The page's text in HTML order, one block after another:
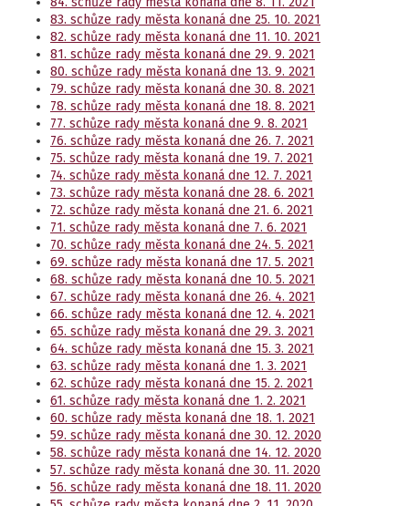
83. schůze rady města konaná dne 25. 10. 2021
82. schůze rady města konaná dne 11. 10. 2021
81. schůze rady města konaná dne 29. 9. 2021
80. schůze rady města konaná dne 13. 9. 2021
79. schůze rady města konaná dne 30. 8. 2021
78. schůze rady města konaná dne 18. 8. 2021
77. schůze rady města konaná dne 9. 8. 2021
76. schůze rady města konaná dne 26. 7. 2021
75. schůze rady města konaná dne 19. 7. 2021
74. schůze rady města konaná dne 12. 7. 2021
73. schůze rady města konaná dne 28. 6. 2021
72. schůze rady města konaná dne 21. 6. 2021
71. schůze rady města konaná dne 7. 6. 2021
70. schůze rady města konaná dne 24. 5. 2021
69. schůze rady města konaná dne 17. 5. 2021
68. schůze rady města konaná dne 10. 5. 2021
67. schůze rady města konaná dne 26. 4. 2021
66. schůze rady města konaná dne 12. 4. 2021
65. schůze rady města konaná dne 29. 3. 2021
64. schůze rady města konaná dne 15. 3. 2021
63. schůze rady města konaná dne 1. 3. 2021
62. schůze rady města konaná dne 15. 2. 2021
61. schůze rady města konaná dne 1. 2. 2021
60. schůze rady města konaná dne 18. 1. 2021
59. schůze rady města konaná dne 30. 12. 2020
58. schůze rady města konaná dne 14. 12. 2020
57. schůze rady města konaná dne 30. 11. 2020
56. schůze rady města konaná dne 18. 11. 2020